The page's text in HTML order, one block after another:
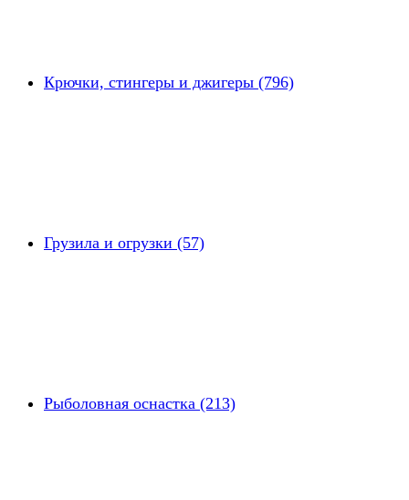
Крючки, стингеры и джигеры (796)
Грузила и огрузки (57)
Рыболовная оснастка (213)